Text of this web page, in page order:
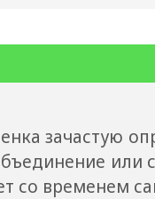
со